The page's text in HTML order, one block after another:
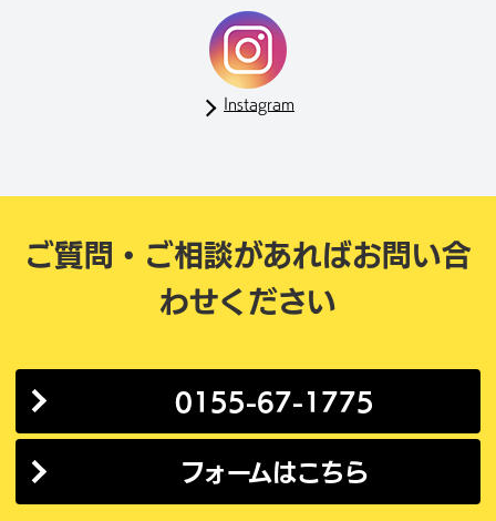
Instagram
ご質問・ご相談があればお問い合
わせください
0155-67-1775
フォームはこちら